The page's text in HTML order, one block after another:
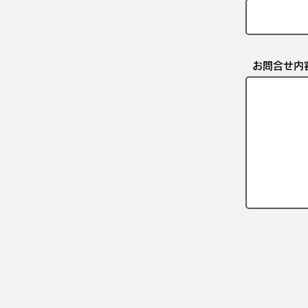
お問合せ内